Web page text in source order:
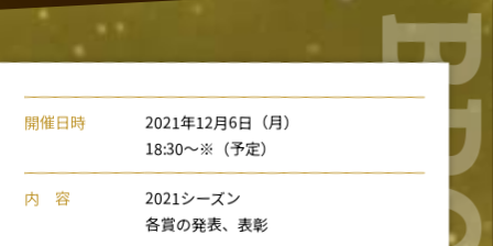
開催日時
2021年12月6日（月）
18:30～※（予定）
内 容
2021シーズン
各賞の発表、表彰